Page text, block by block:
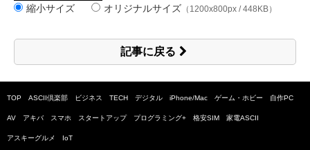
縮小サイズ オリジナルサイズ （1200x800px / 448KB）
記事に戻る
TOP ASCII倶楽部 ビジネス TECH デジタル iPhone/Mac ゲーム・ホビー 自作PC
AV アキバ スマホ スタートアップ プログラミング+ 格安SIM 家電ASCII
アスキーグルメ IoT